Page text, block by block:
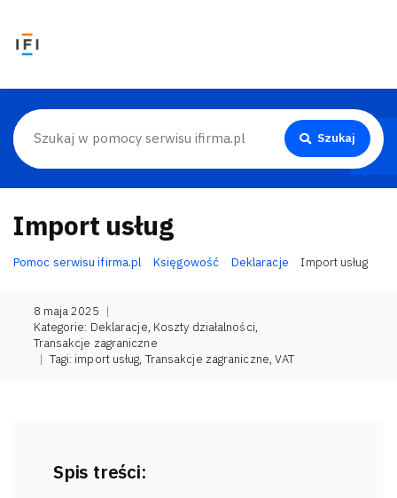
Szukaj
Import usług
Pomoc serwisu ifirma.pl Księgowość Deklaracje Import usług
8 maja 2025 |
Kategorie: Deklaracje, Koszty działalności,
Transakcje zagraniczne
| Tagi: import usług, Transakcje zagraniczne,VAT
Spis treści: